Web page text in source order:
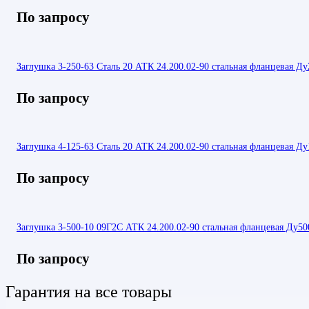
По запросу
Заглушка 3-250-63 Сталь 20 АТК 24.200.02-90 стальная фланцевая
По запросу
Заглушка 4-125-63 Сталь 20 АТК 24.200.02-90 стальная фланцевая
По запросу
Заглушка 3-500-10 09Г2С АТК 24.200.02-90 стальная фланцевая
По запросу
Гарантия на все товары